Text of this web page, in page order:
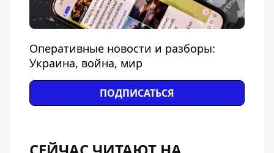
Оперативные новости и разборы:
Украина, война, мир
ПОДПИСАТЬСЯ